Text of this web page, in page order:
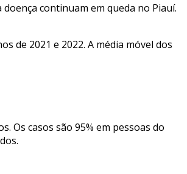
continuam em queda no Piauí.
de 2021 e 2022. A média móvel dos
Os casos são 95% em pessoas do